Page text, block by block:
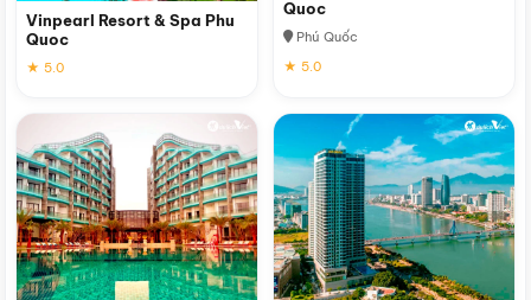
Vinpearl Resort & Spa Phu
Quoc
★ 5.0
Quoc
Phú Quốc
★ 5.0